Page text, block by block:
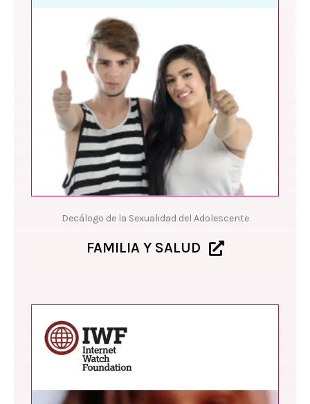
Decálogo de la Sexualidad del Adolescente
FAMILIA Y SALUD